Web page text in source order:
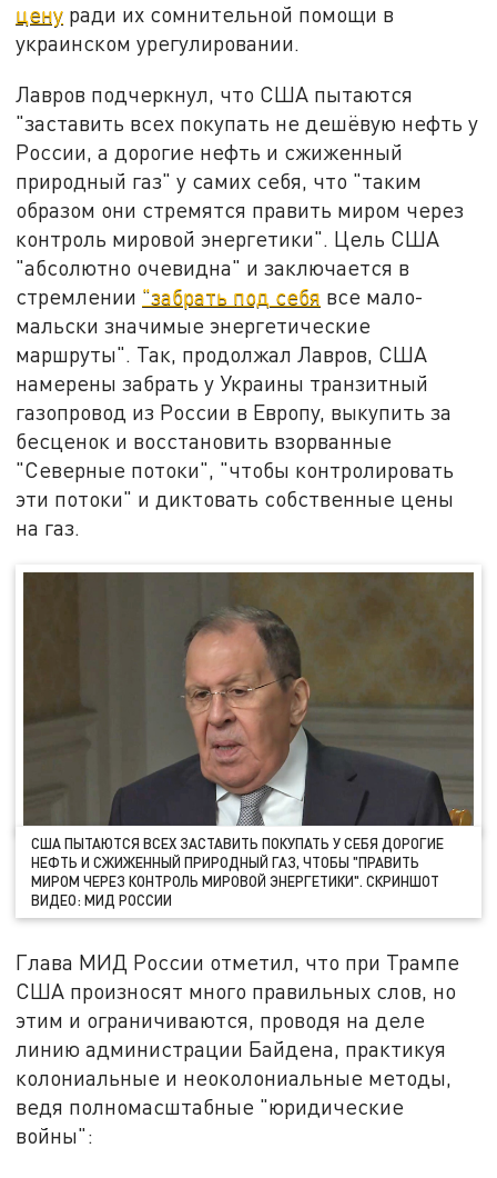
цену ради их сомнительной помощи в
украинском урегулировании.
Лавров подчеркнул, что США пытаются
"заставить всех покупать не дешёвую нефть у
России, а дорогие нефть и сжиженный
природный газ" у самих себя, что "таким
образом они стремятся править миром через
контроль мировой энергетики". Цель США
"абсолютно очевидна" и заключается в
стремлении "забрать под себя все мало-
мальски значимые энергетические
маршруты". Так, продолжал Лавров, США
намерены забрать у Украины транзитный
газопровод из России в Европу, выкупить за
бесценок и восстановить взорванные
"Северные потоки", "чтобы контролировать
эти потоки" и диктовать собственные цены
на газ.
США ПЫТАЮТСЯ ВСЕХ ЗАСТАВИТЬ ПОКУПАТЬ У СЕБЯ ДОРОГИЕ
НЕФТЬ И СЖИЖЕННЫЙ ПРИРОДНЫЙ ГАЗ, ЧТОБЫ "ПРАВИТЬ
МИРОМ ЧЕРЕЗ КОНТРОЛЬ МИРОВОЙ ЭНЕРГЕТИКИ". СКРИНШОТ
ВИДЕО: МИД РОССИИ
Глава МИД России отметил, что при Трампе
США произносят много правильных слов, но
этим и ограничиваются, проводя на деле
линию администрации Байдена, практикуя
колониальные и неоколониальные методы,
ведя полномасштабные "юридические
войны":